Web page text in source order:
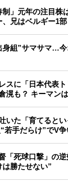
制」元年の注目株
、兄はベルギー1部
身組”サマサマ…
スに「日本代表
滉も？ キーマン
いた「育てると
若手だらけ”でV
「死球口撃」の
勝たせない”